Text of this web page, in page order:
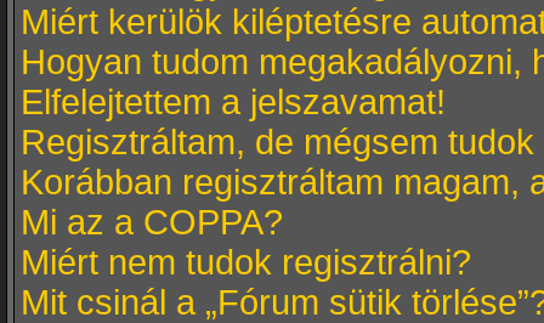
Miért kerülök kiléptetésre
Hogyan tudom megakadályozni,
Elfelejtettem a jelszavamat!
Regisztráltam, de mégsem tudok
Korábban regisztráltam magam,
Mi az a COPPA?
Miért nem tudok regisztrálni?
Mit csinál a „Fórum sütik